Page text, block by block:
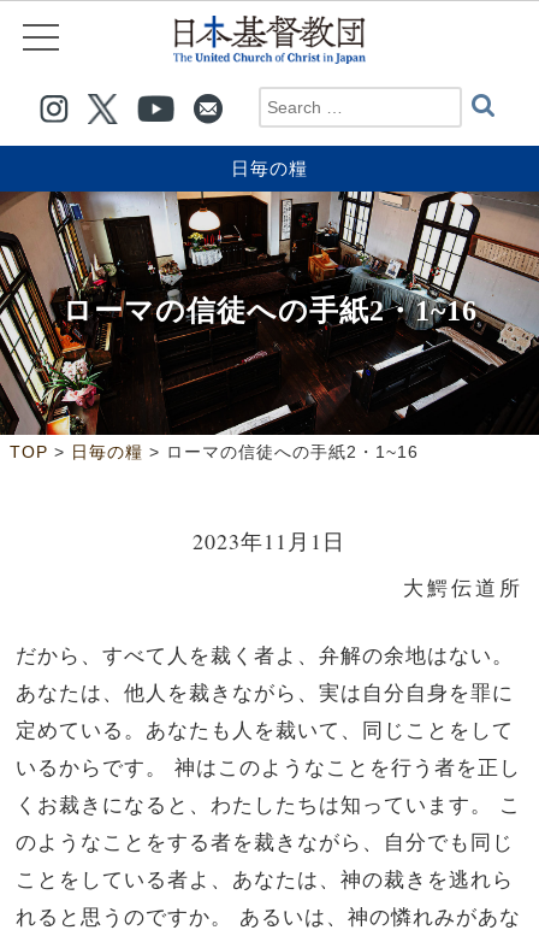
日毎の糧
ローマの信徒への手紙2・1~16
TOP > 日毎の糧 > ローマの信徒への手紙2・1~16
2023年11月1日
大鰐伝道所
だから、すべて人を裁く者よ、弁解の余地はない。
あなたは、他人を裁きながら、実は自分自身を罪に
定めている。あなたも人を裁いて、同じことをして
いるからです。 神はこのようなことを行う者を正し
くお裁きになると、わたしたちは知っています。 こ
のようなことをする者を裁きながら、自分でも同じ
ことをしている者よ、あなたは、神の裁きを逃れら
れると思うのですか。 あるいは、神の憐れみがあな